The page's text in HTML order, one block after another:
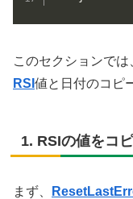
このセクションでは
RSI 値と日付のコピ
1. RSIの値をコ
まず、